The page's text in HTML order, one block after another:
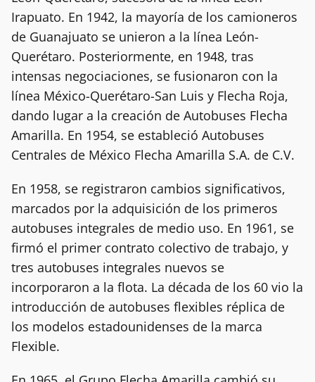
Irapuato. En 1942, la mayoría de los camioneros
de Guanajuato se unieron a la línea León-
Querétaro. Posteriormente, en 1948, tras
intensas negociaciones, se fusionaron con la
línea México-Querétaro-San Luis y Flecha Roja,
dando lugar a la creación de Autobuses Flecha
Amarilla. En 1954, se estableció Autobuses
Centrales de México Flecha Amarilla S.A. de C.V.
En 1958, se registraron cambios significativos,
marcados por la adquisición de los primeros
autobuses integrales de medio uso. En 1961, se
firmó el primer contrato colectivo de trabajo, y
tres autobuses integrales nuevos se
incorporaron a la flota. La década de los 60 vio la
introducción de autobuses flexibles réplica de
los modelos estadounidenses de la marca
Flexible.